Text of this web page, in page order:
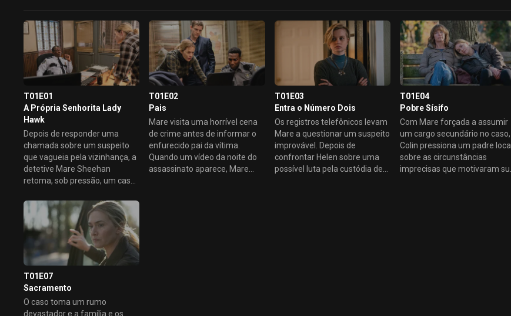
T01E01
A Própria Senhorita Lady
Hawk
Depois de responder uma
chamada sobre um suspeito
que vagueia pela vizinhança, a
detetive Mare Sheehan
retoma, sob pressão, um caso
resolvido. Mais tarde, enquanto
seus entes queridos celebram
o noivado de seu ex-marido
Frank, Mare assiste a outra
celebração onde faz amizade
com Richard, um professor
novo na cidade.
T01E02
Pais
Mare visita uma horrível cena
de crime antes de informar o
enfurecido pai da vítima.
Quando um vídeo da noite do
assassinato aparece, Mare
T01E03
Entra o Número Dois
Os registros telefônicos levam
Mare a questionar um suspeito
improvável. Depois de
confrontar Helen sobre uma
possível luta pela custódia de
T01E04
Pobre Sísifo
Com Mare forçada a assumir
um cargo secundário no caso,
Colin pressiona um padre local
sobre as circunstâncias
imprecisas que motivaram sua
T01E07
Sacramento
O caso toma um rumo
devastador e a família e os